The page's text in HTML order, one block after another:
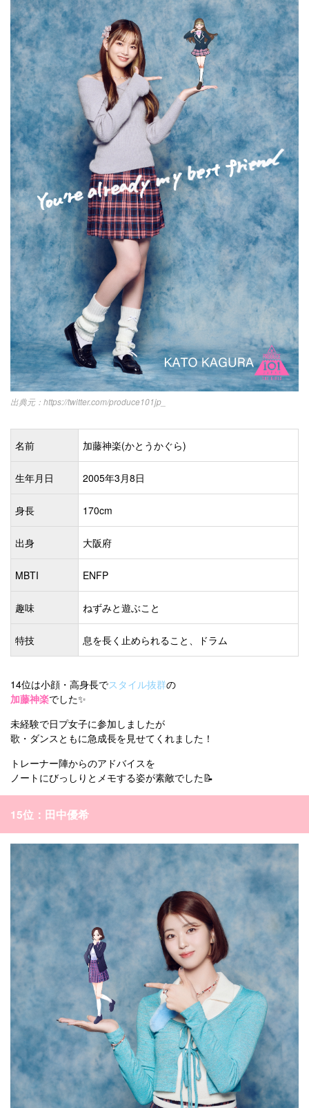
https://twitter.com/produce101jp_
名前 加藤神楽(かとうかぐら)
生年月日 2005年3月8日
身長 170cm
出身 大阪府
MBTI ENFP
趣味 ねずみと遊ぶこと
特技 息を長く止められること、ドラム
14位は小顔・高身長でスタイル抜群の
加藤神楽でした✨
未経験で日プ女子に参加しましたが
歌・ダンスともに急成長を見せてくれました！
トレーナー陣からのアドバイスを
ノートにびっしりとメモする姿が素敵でした📝
15位：田中優希